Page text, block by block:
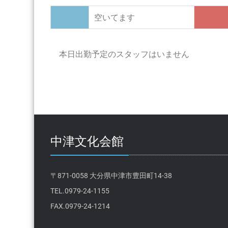
空いてます
本日出勤予定のスタッフはいません
中津文化会館
〒871-0058 大分県中津市豊田町14-38
TEL.0979-24-1155
FAX.0979-24-1214